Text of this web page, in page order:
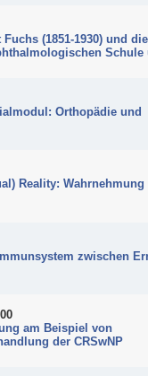
(1851-1930) und die
Schule
Orthopädie und
Reality:
zwischen
am Beispiel von
der CRSwNP